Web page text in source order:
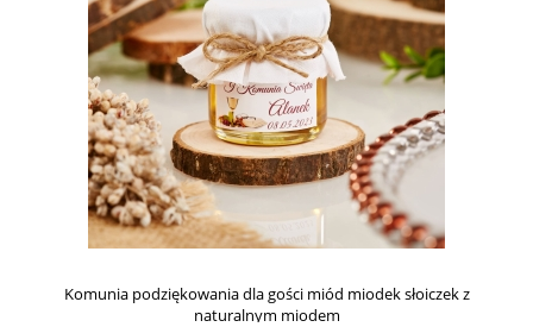
Komunia podziękowania dla gości miód miodek słoiczek z
naturalnym miodem